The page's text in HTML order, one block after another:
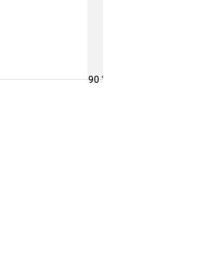
90 '